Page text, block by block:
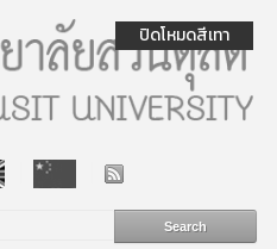
ปิดโหมดสีเทา